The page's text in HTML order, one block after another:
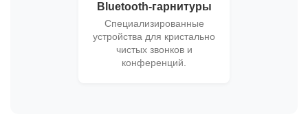
Bluetooth-гарнитуры
Специализированные
устройства для кристально
чистых звонков и
конференций.